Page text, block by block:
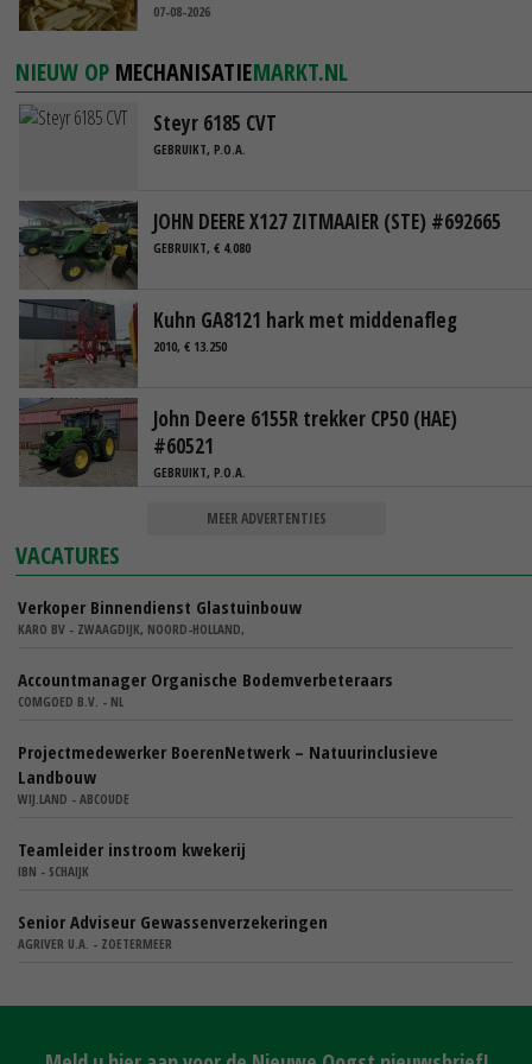
07-08-2026
NIEUW OP MECHANISATIEMARKT.NL
Steyr 6185 CVT
GEBRUIKT, P.O.A.
JOHN DEERE X127 ZITMAAIER (STE) #692665
GEBRUIKT, € 4.080
Kuhn GA8121 hark met middenafleg
2010, € 13.250
John Deere 6155R trekker CP50 (HAE)
#60521
GEBRUIKT, P.O.A.
MEER ADVERTENTIES
VACATURES
Verkoper Binnendienst Glastuinbouw
KARO BV - ZWAAGDIJK, NOORD-HOLLAND,
Accountmanager Organische Bodemverbeteraars
COMGOED B.V. - NL
Projectmedewerker BoerenNetwerk – Natuurinclusieve
Landbouw
WIJ.LAND - ABCOUDE
Teamleider instroom kwekerij
IBN - SCHAIJK
Senior Adviseur Gewassenverzekeringen
AGRIVER U.A. - ZOETERMEER